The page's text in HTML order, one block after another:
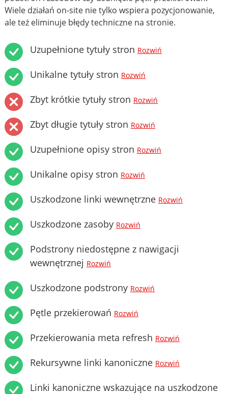
Wiele działań on-site nie tylko wspiera pozycjonowanie,
ale też eliminuje błędy techniczne na stronie.
Uzupełnione tytuły stron Rozwiń
Unikalne tytuły stron Rozwiń
Zbyt krótkie tytuły stron Rozwiń
Zbyt długie tytuły stron Rozwiń
Uzupełnione opisy stron Rozwiń
Unikalne opisy stron Rozwiń
Uszkodzone linki wewnętrzne Rozwiń
Uszkodzone zasoby Rozwiń
Podstrony niedostępne z nawigacji
wewnętrznej Rozwiń
Uszkodzone podstrony Rozwiń
Pętle przekierowań Rozwiń
Przekierowania meta refresh Rozwiń
Rekursywne linki kanoniczne Rozwiń
Linki kanoniczne wskazujące na uszkodzone